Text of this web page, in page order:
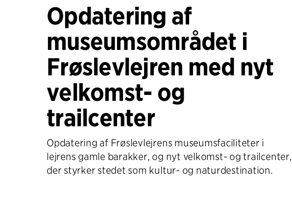
Opdatering af
museumsområdet i
Frøslevlejren med nyt
velkomst- og
trailcenter
Opdatering af Frøslevlejrens museumsfaciliteter i
lejrens gamle barakker, og nyt velkomst- og trailcenter,
der styrker stedet som kultur- og naturdestination.